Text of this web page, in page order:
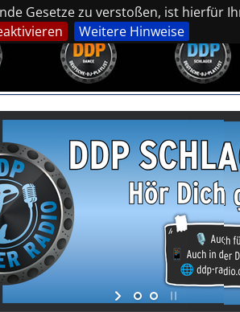
Gesetze zu verstoßen, ist hierfür
Weitere Hinweise